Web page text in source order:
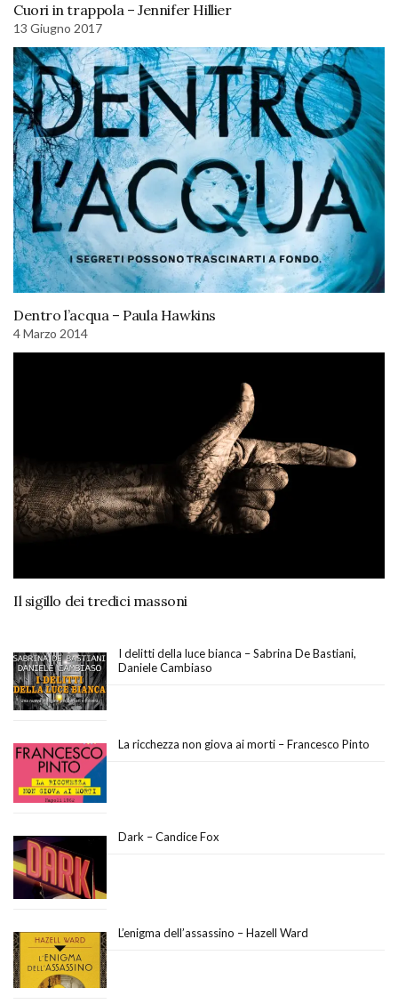
Cuori in trappola – Jennifer Hillier
13 Giugno 2017
Dentro l’acqua – Paula Hawkins
4 Marzo 2014
Il sigillo dei tredici massoni
I delitti della luce bianca – Sabrina De Bastiani,
Daniele Cambiaso
La ricchezza non giova ai morti – Francesco Pinto
Dark – Candice Fox
L’enigma dell’assassino – Hazell Ward